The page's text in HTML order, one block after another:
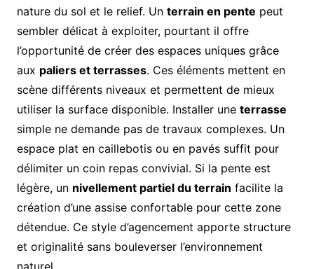
nature du sol et le relief. Un terrain en pente peut
sembler délicat à exploiter, pourtant il offre
l’opportunité de créer des espaces uniques grâce
aux paliers et terrasses. Ces éléments mettent en
scène différents niveaux et permettent de mieux
utiliser la surface disponible. Installer une terrasse
simple ne demande pas de travaux complexes. Un
espace plat en caillebotis ou en pavés suffit pour
délimiter un coin repas convivial. Si la pente est
légère, un nivellement partiel du terrain facilite la
création d’une assise confortable pour cette zone
détendue. Ce style d’agencement apporte structure
et originalité sans bouleverser l’environnement